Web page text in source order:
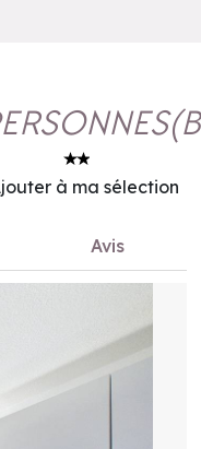
(
à ma sélection
Avis